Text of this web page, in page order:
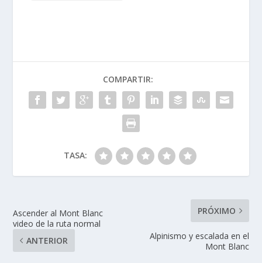
COMPARTIR:
TASA:
Ascender al Mont Blanc
video de la ruta normal
ANTERIOR
PRÓXIMO
Alpinismo y escalada en el
Mont Blanc